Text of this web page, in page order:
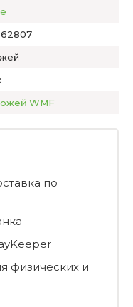
WMF
по
физических и